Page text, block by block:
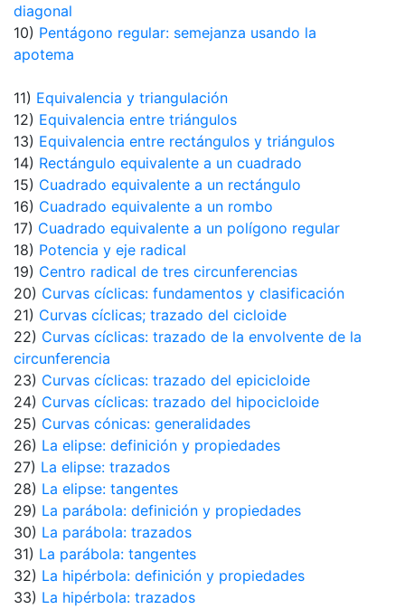
diagonal
10) Pentágono regular: semejanza usando la
apotema
11) Equivalencia y triangulación
12) Equivalencia entre triángulos
13) Equivalencia entre rectángulos y triángulos
14) Rectángulo equivalente a un cuadrado
15) Cuadrado equivalente a un rectángulo
16) Cuadrado equivalente a un rombo
17) Cuadrado equivalente a un polígono regular
18) Potencia y eje radical
19) Centro radical de tres circunferencias
20) Curvas cíclicas: fundamentos y clasificación
21) Curvas cíclicas; trazado del cicloide
22) Curvas cíclicas: trazado de la envolvente de la
circunferencia
23) Curvas cíclicas: trazado del epicicloide
24) Curvas cíclicas: trazado del hipocicloide
25) Curvas cónicas: generalidades
26) La elipse: definición y propiedades
27) La elipse: trazados
28) La elipse: tangentes
29) La parábola: definición y propiedades
30) La parábola: trazados
31) La parábola: tangentes
32) La hipérbola: definición y propiedades
33) La hipérbola: trazados